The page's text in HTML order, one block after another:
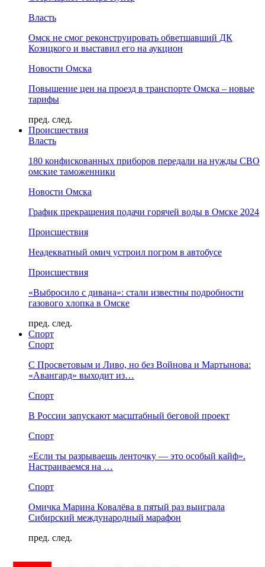
Власть
Омск не смог реконструировать обветшавший ДК
Козицкого и выставил его на аукцион
Новости Омска
Повышение цен на проезд в транспорте Омска – новые
тарифы
пред. след.
Происшествия
Власть
180 конфискованных приборов передали на нужды СВО
омские таможенники
Новости Омска
График прекращения подачи горячей воды в Омске 2024
Происшествия
Неадекватный омич устроил погром в автобусе
Происшествия
«Выбросило с дивана»: стали известны подробности
газового хлопка в Омске
пред. след.
Спорт
Спорт
С Просветовым и Ливо, но без Войнова и Мартынова:
«Авангард» выходит из…
Спорт
В России запускают масштабный беговой проект
Спорт
«Если ты разрываешь ленточку — это особый кайф».
Настраиваемся на …
Спорт
Омичка Марина Ковалёва в пятый раз выиграла
Сибирский международный марафон
пред. след.